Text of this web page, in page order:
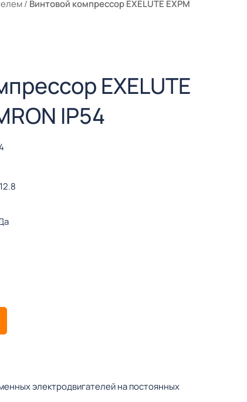
/ Винтовой компрессор EXELUTE EXPM
EXELUTE
IP54
электродвигателей на постоянных